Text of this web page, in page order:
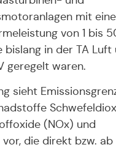
mit
von 1 bis
bislang in der TA Luft
geregelt waren.
sieht
(NOx) und
die direkt bzw. ab